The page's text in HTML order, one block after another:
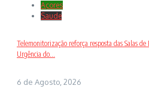
Açores
Saude
Telemonitorização reforça resposta das Salas
Urgência do...
6 de Agosto, 2026